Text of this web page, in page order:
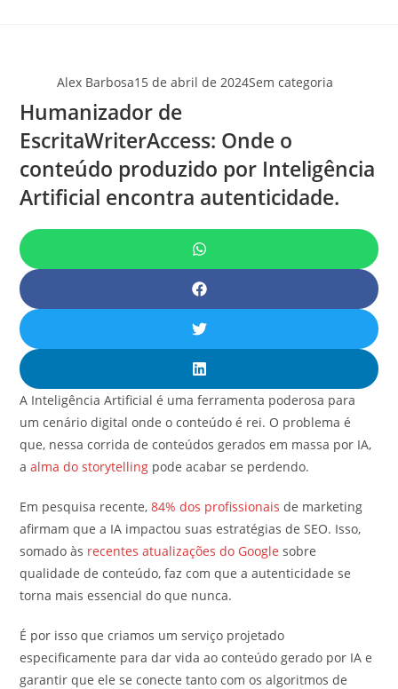
Alex Barbosa15 de abril de 2024Sem categoria
Humanizador de
EscritaWriterAccess: Onde o
conteúdo produzido por Inteligência
Artificial encontra autenticidade.
A Inteligência Artificial é uma ferramenta poderosa para
um cenário digital onde o conteúdo é rei. O problema é
que, nessa corrida de conteúdos gerados em massa por IA,
aalma do storytelling pode acabar se perdendo.
Em pesquisa recente, 84% dos profissionais de marketing
afirmam que a IA impactou suas estratégias de SEO. Isso,
somado às recentes atualizações do Google sobre
qualidade de conteúdo, faz com que a autenticidade se
torna mais essencial do que nunca.
É por isso que criamos um serviço projetado
especificamente para dar vida ao conteúdo gerado por IA e
garantir que ele se conecte tanto com os algoritmos de